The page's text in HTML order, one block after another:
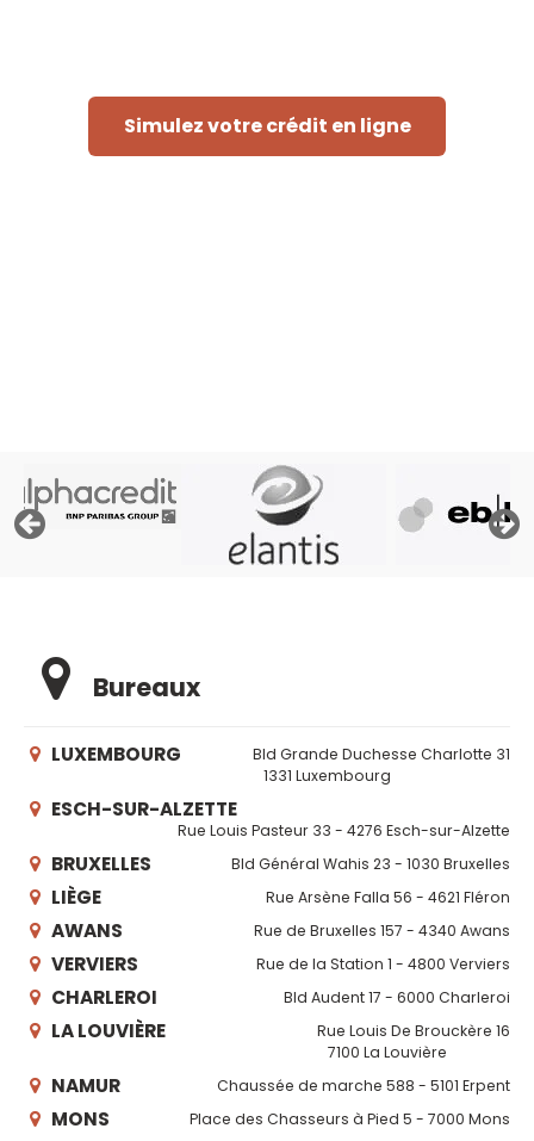
Simulez votre crédit en ligne
Bureaux
LUXEMBOURG
Bld Grande Duchesse Charlotte 31
1331 Luxembourg
ESCH-SUR-ALZETTE
Rue Louis Pasteur 33 - 4276 Esch-sur-Alzette
BRUXELLES Bld Général Wahis 23 - 1030 Bruxelles
LIÈGE Rue Arsène Falla 56 - 4621 Fléron
AWANS Rue de Bruxelles 157 - 4340 Awans
VERVIERS Rue de la Station 1 - 4800 Verviers
CHARLEROI Bld Audent 17 - 6000 Charleroi
LA LOUVIÈRE
Rue Louis De Brouckère 16
7100 La Louvière
NAMUR Chaussée de marche 588 - 5101 Erpent
MONS Place des Chasseurs à Pied 5 - 7000 Mons